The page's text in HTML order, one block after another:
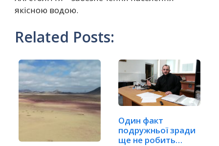
якісною водою.
Related Posts:
Один факт
подружньої зради
ще не робить